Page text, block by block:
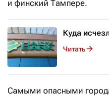
и финский Тампере.
Куда
Читать
Самыми опасными